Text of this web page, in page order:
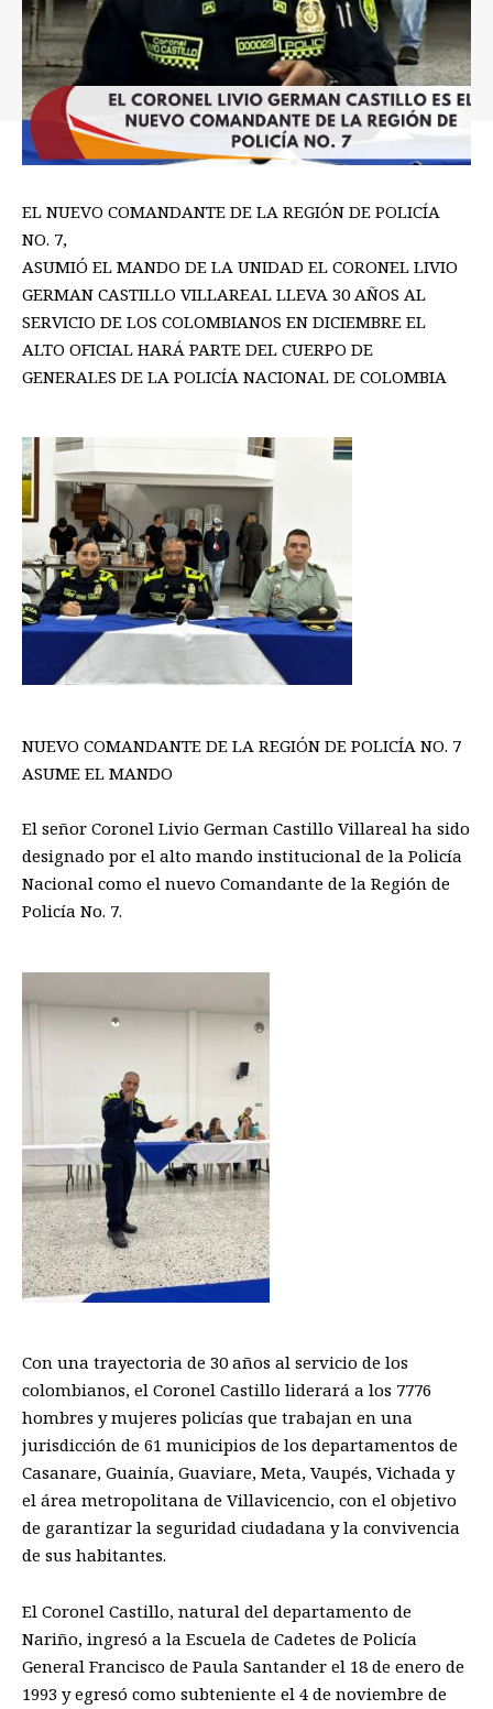
EL NUEVO COMANDANTE DE LA REGIÓN DE POLICÍA
NO. 7,
ASUMIÓ EL MANDO DE LA UNIDAD EL CORONEL LIVIO
GERMAN CASTILLO VILLAREAL LLEVA 30 AÑOS AL
SERVICIO DE LOS COLOMBIANOS EN DICIEMBRE EL
ALTO OFICIAL HARÁ PARTE DEL CUERPO DE
GENERALES DE LA POLICÍA NACIONAL DE COLOMBIA
NUEVO COMANDANTE DE LA REGIÓN DE POLICÍA NO. 7
ASUME EL MANDO
El señor Coronel Livio German Castillo Villareal ha sido
designado por el alto mando institucional de la Policía
Nacional como el nuevo Comandante de la Región de
Policía No. 7.
Con una trayectoria de 30 años al servicio de los
colombianos, el Coronel Castillo liderará a los 7776
hombres y mujeres policías que trabajan en una
jurisdicción de 61 municipios de los departamentos de
Casanare, Guainía, Guaviare, Meta, Vaupés, Vichada y
el área metropolitana de Villavicencio, con el objetivo
de garantizar la seguridad ciudadana y la convivencia
de sus habitantes.
El Coronel Castillo, natural del departamento de
Nariño, ingresó a la Escuela de Cadetes de Policía
General Francisco de Paula Santander el 18 de enero de
1993 y egresó como subteniente el 4 de noviembre de